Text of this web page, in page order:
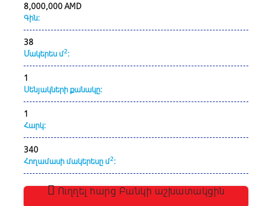
Գին:
8,000,000 AMD
Մակերես մ2:
38
Սենյակների քանակը:
1
Հարկ:
1
Հողամասի մակերեսը մ2:
340
Ուղղել հարց Բանկի աշխատակցին